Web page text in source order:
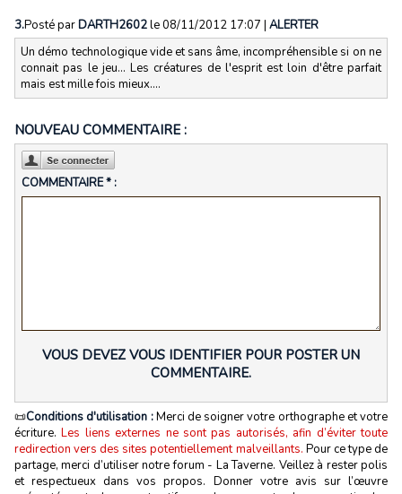
3.Posté parDARTH2602le 08/11/2012 17:07 | ALERTER
Un démo technologique vide et sans âme, incompréhensible si on ne
connait pas le jeu... Les créatures de l'esprit est loin d'être parfait
mais est mille fois mieux....
NOUVEAU COMMENTAIRE :
COMMENTAIRE * :
VOUS DEVEZ VOUS IDENTIFIER POUR POSTER UN
COMMENTAIRE.
📜Conditions d'utilisation :Merci de soigner votre orthographe et votre
écriture.Les liens externes ne sont pas autorisés, afin d’éviter toute
redirection vers des sites potentiellement malveillants. Pour ce type de
partage, merci d’utiliser notre forum - La Taverne. Veillez à rester polis
et respectueux dans vos propos. Donner votre avis sur l’œuvre